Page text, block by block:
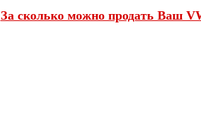
За сколько можно продать Ваш